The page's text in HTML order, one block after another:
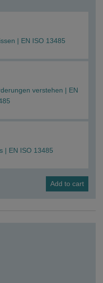
| EN ISO 13485
verstehen | EN
| EN ISO 13485